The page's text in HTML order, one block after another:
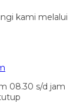
kami melalui
08.30 s/d jam